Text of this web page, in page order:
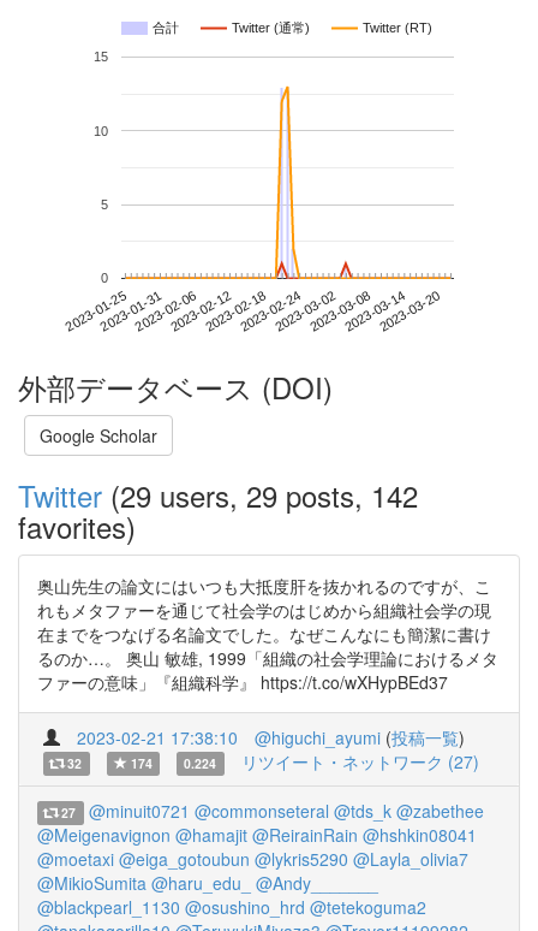
合計 Twitter (通常) Twitter (RT)
2023-01-252023-01-312023-02-062023-02-122023-02-182023-02-242023-03-022023-03-082023-03-142023-03-20
0
5
10
15
外部データベース (DOI)
Google Scholar
Twitter (29 users, 29 posts, 142
favorites)
奥山先生の論文にはいつも大抵度肝を抜かれるのですが、こ
れもメタファーを通じて社会学のはじめから組織社会学の現
在までをつなげる名論文でした。なぜこんなにも簡潔に書け
るのか…。 奥山 敏雄, 1999「組織の社会学理論におけるメタ
ファーの意味」『組織科学』 https://t.co/wXHypBEd37
2023-02-21 17:38:10 @higuchi_ayumi (投稿一覧)
32 174 0.224 リツイート・ネットワーク (27)
27 @minuit0721 @commonseteral @tds_k @zabethee
@Meigenavignon @hamajit @ReirainRain @hshkin08041
@moetaxi @eiga_gotoubun @lykris5290 @Layla_olivia7
@MikioSumita @haru_edu_
@Andy_______
@blackpearl_1130 @osushino_hrd @tetekoguma2